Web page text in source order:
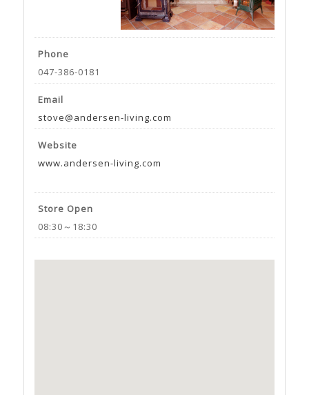
Phone
047-386-0181
Email
stove@andersen-living.com
Website
www.andersen-living.com
Store Open
08:30～18:30